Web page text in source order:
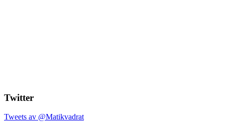
Twitter
Tweets av @Matikvadrat